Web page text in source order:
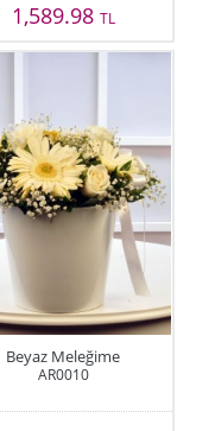
1,589.98 TL
Beyaz Meleğime
AR0010